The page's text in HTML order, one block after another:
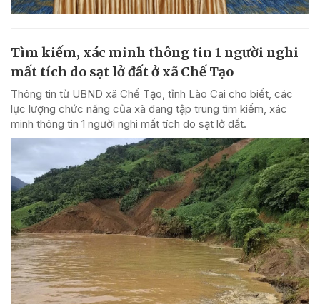
Tìm kiếm, xác minh thông tin 1 người nghi
mất tích do sạt lở đất ở xã Chế Tạo
Thông tin từ UBND xã Chế Tạo, tỉnh Lào Cai cho biết, các
lực lượng chức năng của xã đang tập trung tìm kiếm, xác
minh thông tin 1 người nghi mất tích do sạt lở đất.